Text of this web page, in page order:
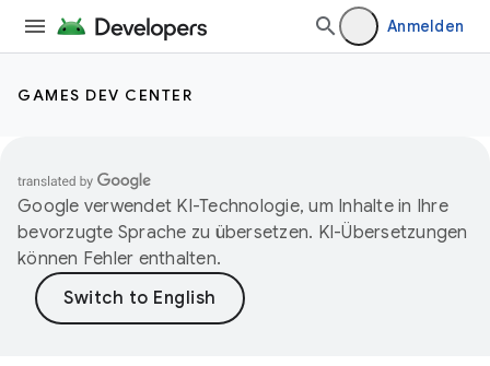
Anmelden
GAMES DEV CENTER
Google verwendet KI-Technologie, um Inhalte in Ihre
bevorzugte Sprache zu übersetzen. KI-Übersetzungen
können Fehler enthalten.